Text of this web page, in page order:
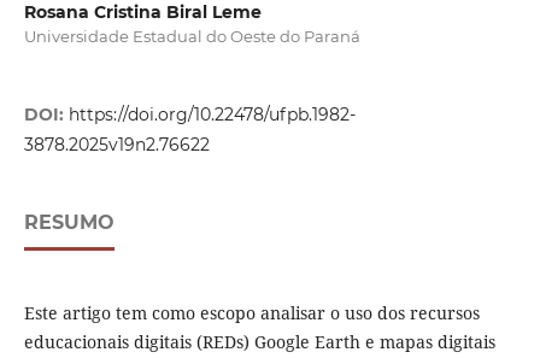
Rosana Cristina Biral Leme
Universidade Estadual do Oeste do Paraná
DOI: https://doi.org/10.22478/ufpb.1982-
3878.2025v19n2.76622
RESUMO
Este artigo tem como escopo analisar o uso dos recursos
educacionais digitais (REDs) Google Earth e mapas digitais